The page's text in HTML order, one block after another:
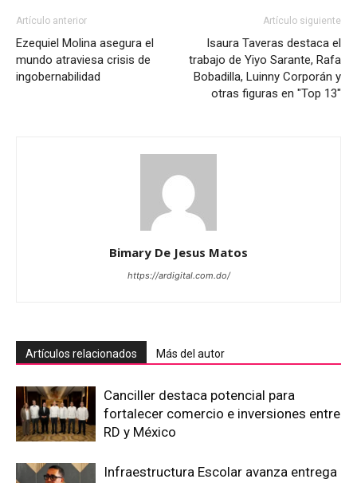
Artículo anterior
Ezequiel Molina asegura el
mundo atraviesa crisis de
ingobernabilidad
Artículo siguiente
Isaura Taveras destaca el
trabajo de Yiyo Sarante, Rafa
Bobadilla, Luinny Corporán y
otras figuras en "Top 13″
Bimary De Jesus Matos
https://ardigital.com.do/
Artículos relacionados Más del autor
Canciller destaca potencial para
fortalecer comercio e inversiones entre
RD y México
Infraestructura Escolar avanza entrega